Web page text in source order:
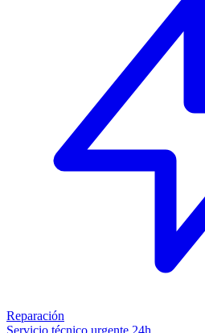
Reparación
Servicio técnico urgente 24h